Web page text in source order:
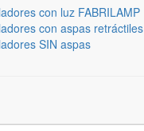
con luz FABRILAMP
con aspas retráctiles
SIN aspas